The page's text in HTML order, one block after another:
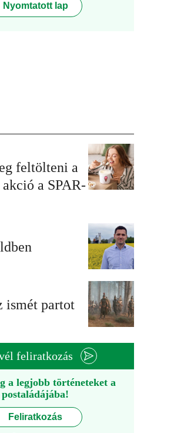
Nyomtatott lap
feltölteni a
a SPAR-
ismét partot
feliratkozás
a legjobb történeteket a
postaládájába!
Feliratkozás